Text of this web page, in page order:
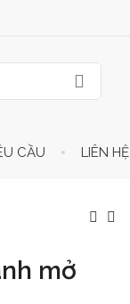
CẦU LIÊN HỆ
mở